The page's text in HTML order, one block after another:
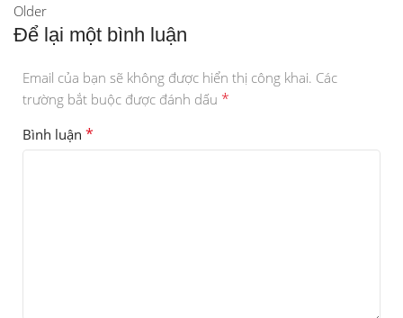
Older
Để lại một bình luận
Email của bạn sẽ không được hiển thị công khai. Các
trường bắt buộc được đánh dấu *
Bình luận *